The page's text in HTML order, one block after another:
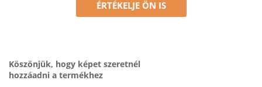
ÉRTÉKELJE ÖN IS
Köszönjük, hogy képet szeretnél
hozzáadni a termékhez